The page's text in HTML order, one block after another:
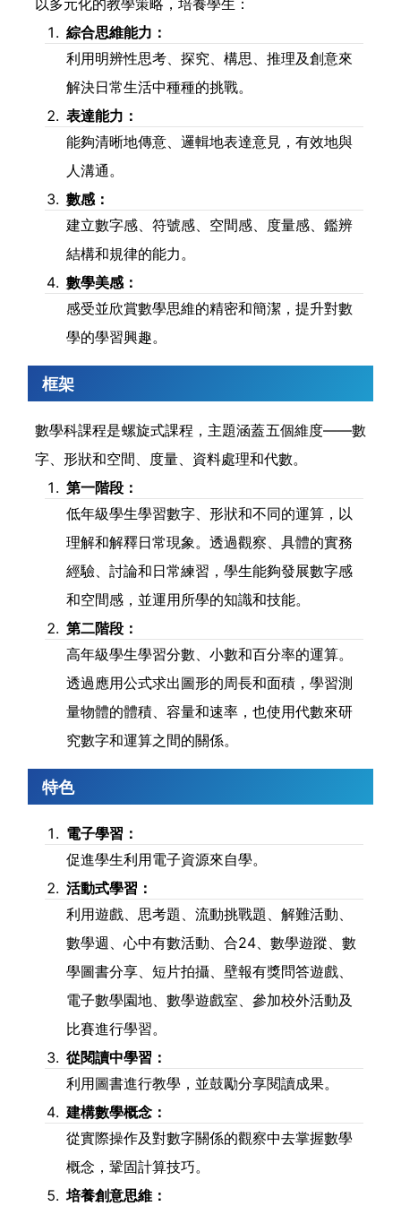
以多元化的教學策略，培養學生：
綜合思維能力：
利用明辨性思考、探究、構思、推理及創意來
解決日常生活中種種的挑戰。
表達能力：
能夠清晰地傳意、邏輯地表達意見，有效地與
人溝通。
數感：
建立數字感、符號感、空間感、度量感、鑑辨
結構和規律的能力。
數學美感：
感受並欣賞數學思維的精密和簡潔，提升對數
學的學習興趣。
框架
數學科課程是螺旋式課程，主題涵蓋五個維度——數
字、形狀和空間、度量、資料處理和代數。
第一階段：
低年級學生學習數字、形狀和不同的運算，以
理解和解釋日常現象。透過觀察、具體的實務
經驗、討論和日常練習，學生能夠發展數字感
和空間感，並運用所學的知識和技能。
第二階段：
高年級學生學習分數、小數和百分率的運算。
透過應用公式求出圖形的周長和面積，學習測
量物體的體積、容量和速率，也使用代數來研
究數字和運算之間的關係。
特色
電子學習：
促進學生利用電子資源來自學。
活動式學習：
利用遊戲、思考題、流動挑戰題、解難活動、
數學週、心中有數活動、合24、數學遊蹤、數
學圖書分享、短片拍攝、壁報有獎問答遊戲、
電子數學園地、數學遊戲室、參加校外活動及
比賽進行學習。
從閱讀中學習：
利用圖書進行教學，並鼓勵分享閱讀成果。
建構數學概念：
從實際操作及對數字關係的觀察中去掌握數學
概念，鞏固計算技巧。
培養創意思維：